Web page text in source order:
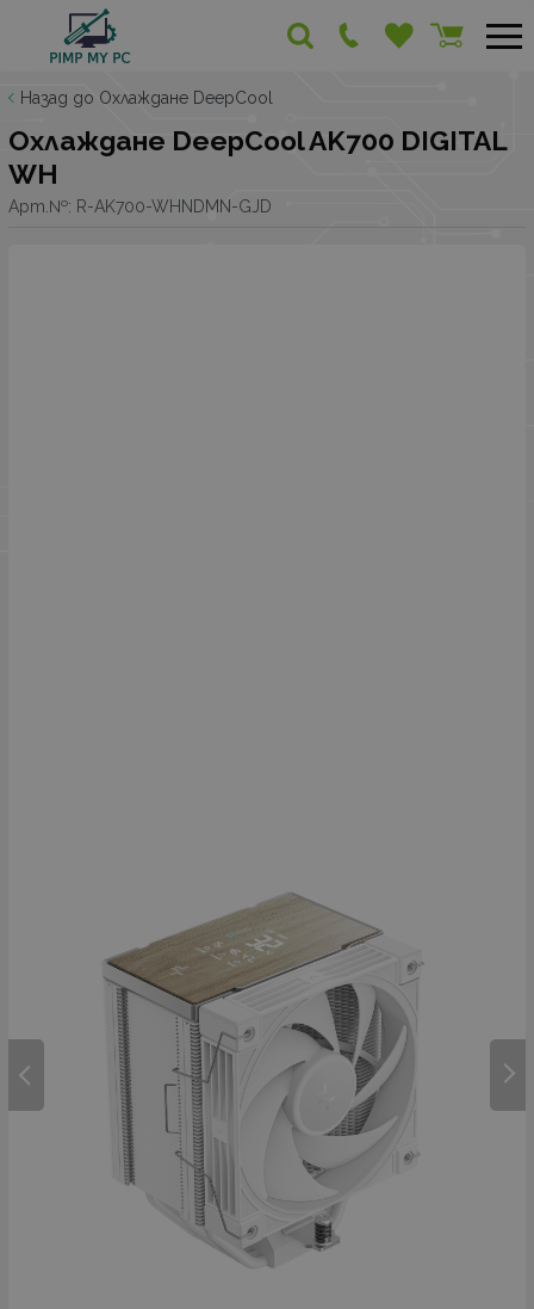
Назад до Охлаждане DeepCool
Охлаждане DeepCool AK700 DIGITAL
WH
Арт.№: R-AK700-WHNDMN-GJD